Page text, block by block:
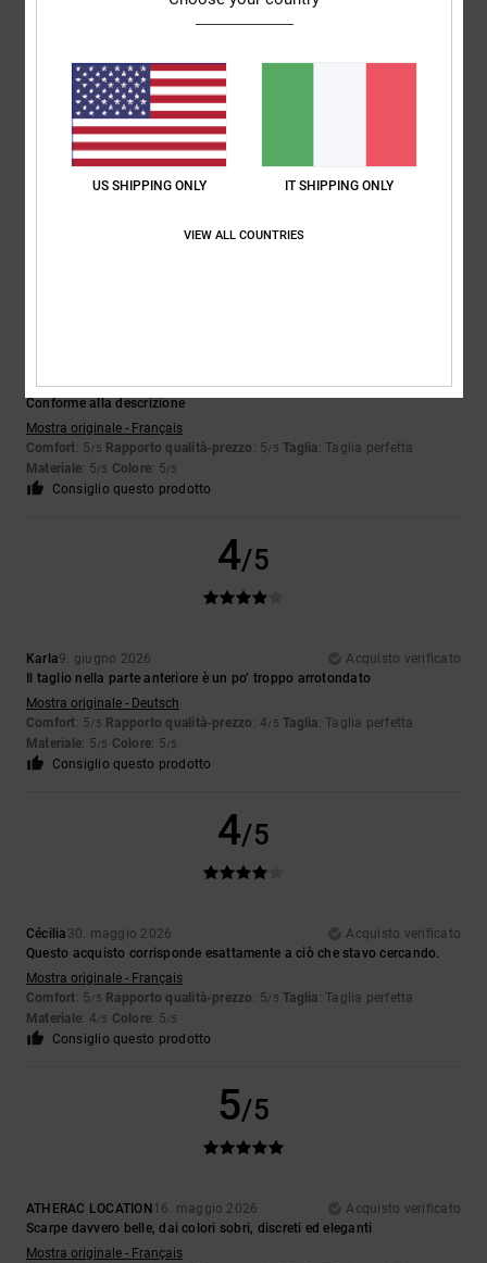
/5
4. luglio 2026
Le scarpe preferite di mia moglie
Mostra originale - Deutsch
Nicolas25. giugno 2026
Acquisto verificato
Conforme alla descrizione
Mostra originale - Français
Comfort: 5/5 Rapporto qualità-prezzo : 5/5 Taglia: Taglia perfetta
Materiale: 5/5 Colore: 5/5
Consiglio questo prodotto
4/5
Karla9. giugno 2026
Acquisto verificato
Il taglio nella parte anteriore è un po’ troppo arrotondato
Mostra originale - Deutsch
Comfort: 5/5 Rapporto qualità-prezzo : 4/5 Taglia: Taglia perfetta
Materiale: 5/5 Colore: 5/5
Consiglio questo prodotto
4/5
Cécilia 30. maggio 2026
Acquisto verificato
Questo acquisto corrisponde esattamente a ciò che stavo cercando.
Mostra originale - Français
Comfort: 5/5 Rapporto qualità-prezzo : 5/5 Taglia: Taglia perfetta
Materiale: 4/5 Colore: 5/5
Consiglio questo prodotto
5/5
ATHERAC LOCATION 16. maggio 2026
Acquisto verificato
Scarpe davvero belle, dai colori sobri, discreti ed eleganti
Mostra originale - Français
US SHIPPING ONLY IT SHIPPING ONLY
VIEW ALL COUNTRIES